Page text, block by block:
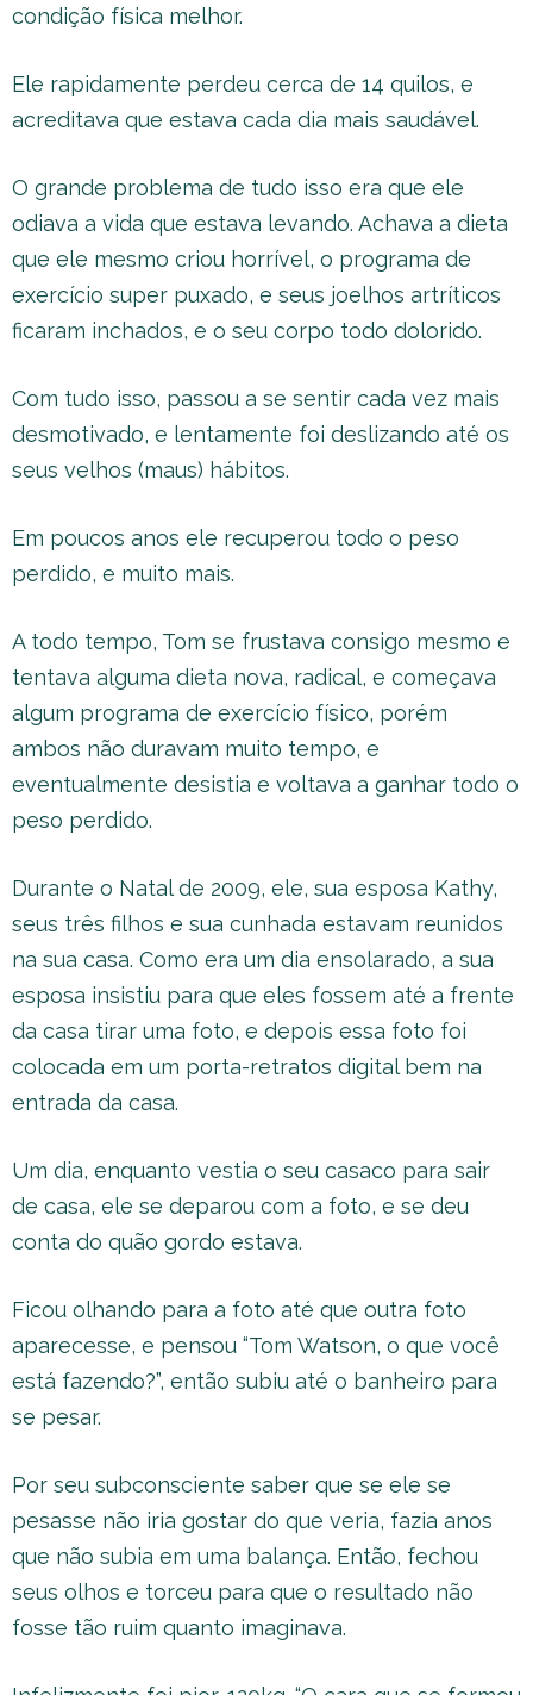
condição física melhor.
Ele rapidamente perdeu cerca de 14 quilos, e
acreditava que estava cada dia mais saudável.
O grande problema de tudo isso era que ele
odiava a vida que estava levando. Achava a dieta
que ele mesmo criou horrível, o programa de
exercício super puxado, e seus joelhos artríticos
ficaram inchados, e o seu corpo todo dolorido.
Com tudo isso, passou a se sentir cada vez mais
desmotivado, e lentamente foi deslizando até os
seus velhos (maus) hábitos.
Em poucos anos ele recuperou todo o peso
perdido, e muito mais.
A todo tempo, Tom se frustava consigo mesmo e
tentava alguma dieta nova, radical, e começava
algum programa de exercício físico, porém
ambos não duravam muito tempo, e
eventualmente desistia e voltava a ganhar todo o
peso perdido.
Durante o Natal de 2009, ele, sua esposa Kathy,
seus três filhos e sua cunhada estavam reunidos
na sua casa. Como era um dia ensolarado, a sua
esposa insistiu para que eles fossem até a frente
da casa tirar uma foto, e depois essa foto foi
colocada em um porta-retratos digital bem na
entrada da casa.
Um dia, enquanto vestia o seu casaco para sair
de casa, ele se deparou com a foto, e se deu
conta do quão gordo estava.
Ficou olhando para a foto até que outra foto
aparecesse, e pensou “Tom Watson, o que você
está fazendo?”, então subiu até o banheiro para
se pesar.
Por seu subconsciente saber que se ele se
pesasse não iria gostar do que veria, fazia anos
que não subia em uma balança. Então, fechou
seus olhos e torceu para que o resultado não
fosse tão ruim quanto imaginava.